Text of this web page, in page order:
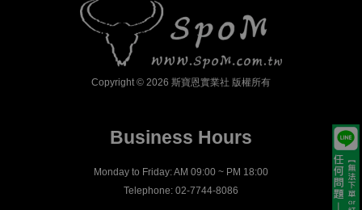
Copyright © 2026 斯寶恩實業社 版權所有
Business Hours
Monday to Friday: AM 09:00 ~ PM 18:00
Telephone: 02-7744-8086